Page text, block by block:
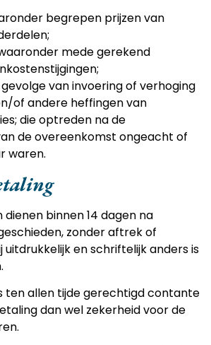
begrepen prijzen van
mede gerekend
van invoering of verhoging
of andere heffingen van
die optreden na de
de overeenkomst ongeacht of
waren.
binnen 14 dagen na
zonder aftrek of
uitdrukkelijk en schriftelijk anders is
ten allen tijde gerechtigd contante
dan wel zekerheid voor de